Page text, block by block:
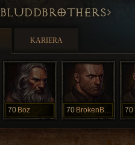
BLUDDBROTHERS
KARIERA
70 Boz 70 BrokenBaker 70